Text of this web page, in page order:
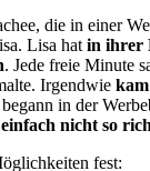
die in einer
Lisa hat in ihrer
. Jede freie Minute
Irgendwie
in der
nicht so
fest: